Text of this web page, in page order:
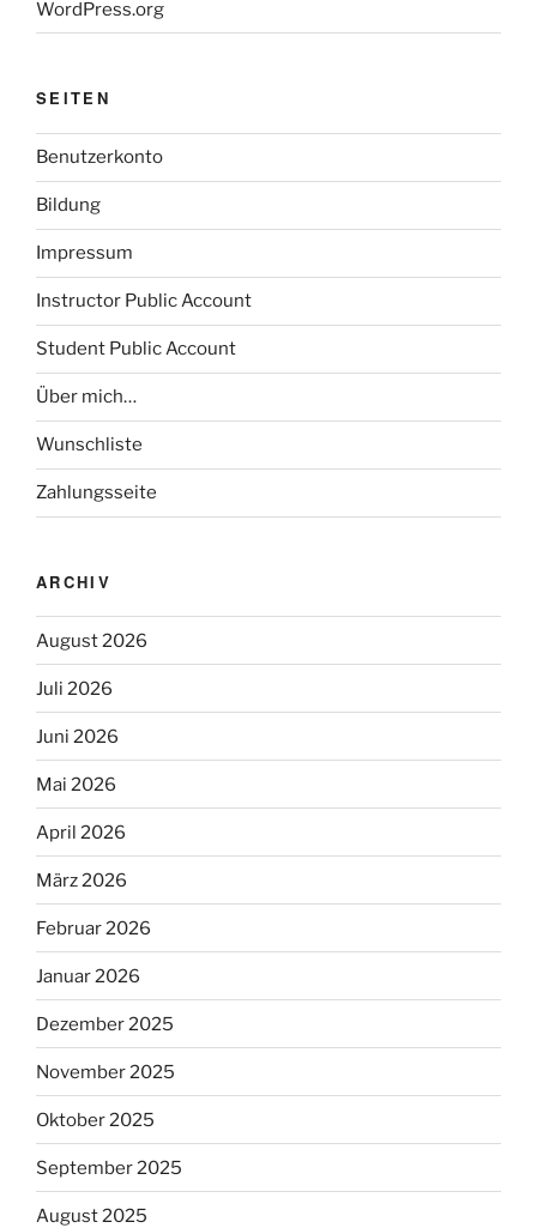
WordPress.org
SEITEN
Benutzerkonto
Bildung
Impressum
Instructor Public Account
Student Public Account
Über mich…
Wunschliste
Zahlungsseite
ARCHIV
August 2026
Juli 2026
Juni 2026
Mai 2026
April 2026
März 2026
Februar 2026
Januar 2026
Dezember 2025
November 2025
Oktober 2025
September 2025
August 2025